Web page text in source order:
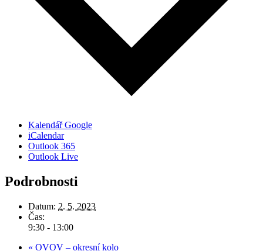
Kalendář Google
iCalendar
Outlook 365
Outlook Live
Podrobnosti
Datum: 2. 5. 2023
Čas:
9:30 - 13:00
« OVOV – okresní kolo